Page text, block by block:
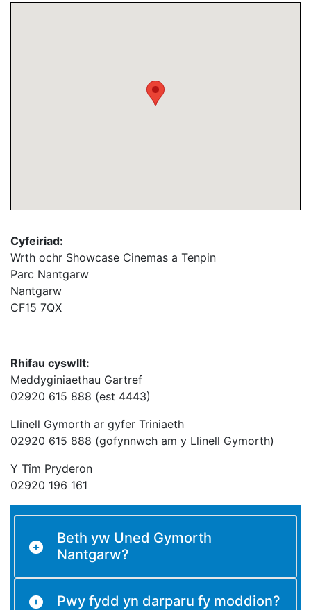
Cyfeiriad:
Wrth ochr Showcase Cinemas a Tenpin
Parc Nantgarw
Nantgarw
CF15 7QX
Rhifau cyswllt:
Meddyginiaethau Gartref
02920 615 888 (est 4443)
Llinell Gymorth ar gyfer Triniaeth
02920 615 888 (gofynnwch am y Llinell Gymorth)
Y Tîm Pryderon
02920 196 161
Beth yw Uned Gymorth
Nantgarw?
Pwy fydd yn darparu fy moddion?